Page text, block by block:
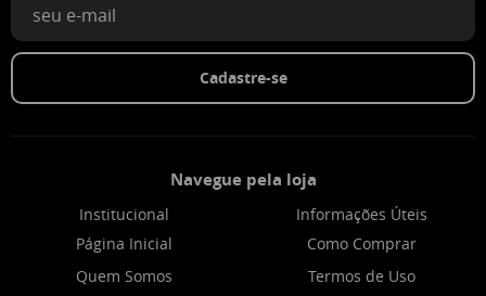
Cadastre-se
Navegue pela loja
Institucional
Página Inicial
Quem Somos
Informações Úteis
Como Comprar
Termos de Uso